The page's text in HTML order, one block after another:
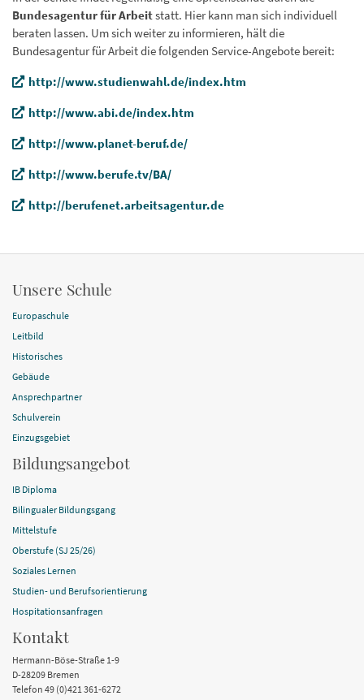
Bundesagentur für Arbeitstatt. Hier kann man sich individuell
beraten lassen. Um sich weiter zu informieren, hält die
Bundesagentur für Arbeit die folgenden Service-Angebote bereit:
http://www.studienwahl.de/index.htm
http://www.abi.de/index.htm
http://www.planet-beruf.de/
http://www.berufe.tv/BA/
http://berufenet.arbeitsagentur.de
Unsere Schule
Europaschule
Leitbild
Historisches
Gebäude
Ansprechpartner
Schulverein
Einzugsgebiet
Bildungsangebot
IB Diploma
Bilingualer Bildungsgang
Mittelstufe
Oberstufe (SJ 25/26)
Soziales Lernen
Studien- und Berufsorientierung
Hospitationsanfragen
Kontakt
Hermann-Böse-Straße 1-9
D-28209 Bremen
Telefon 49 (0)421 361-6272